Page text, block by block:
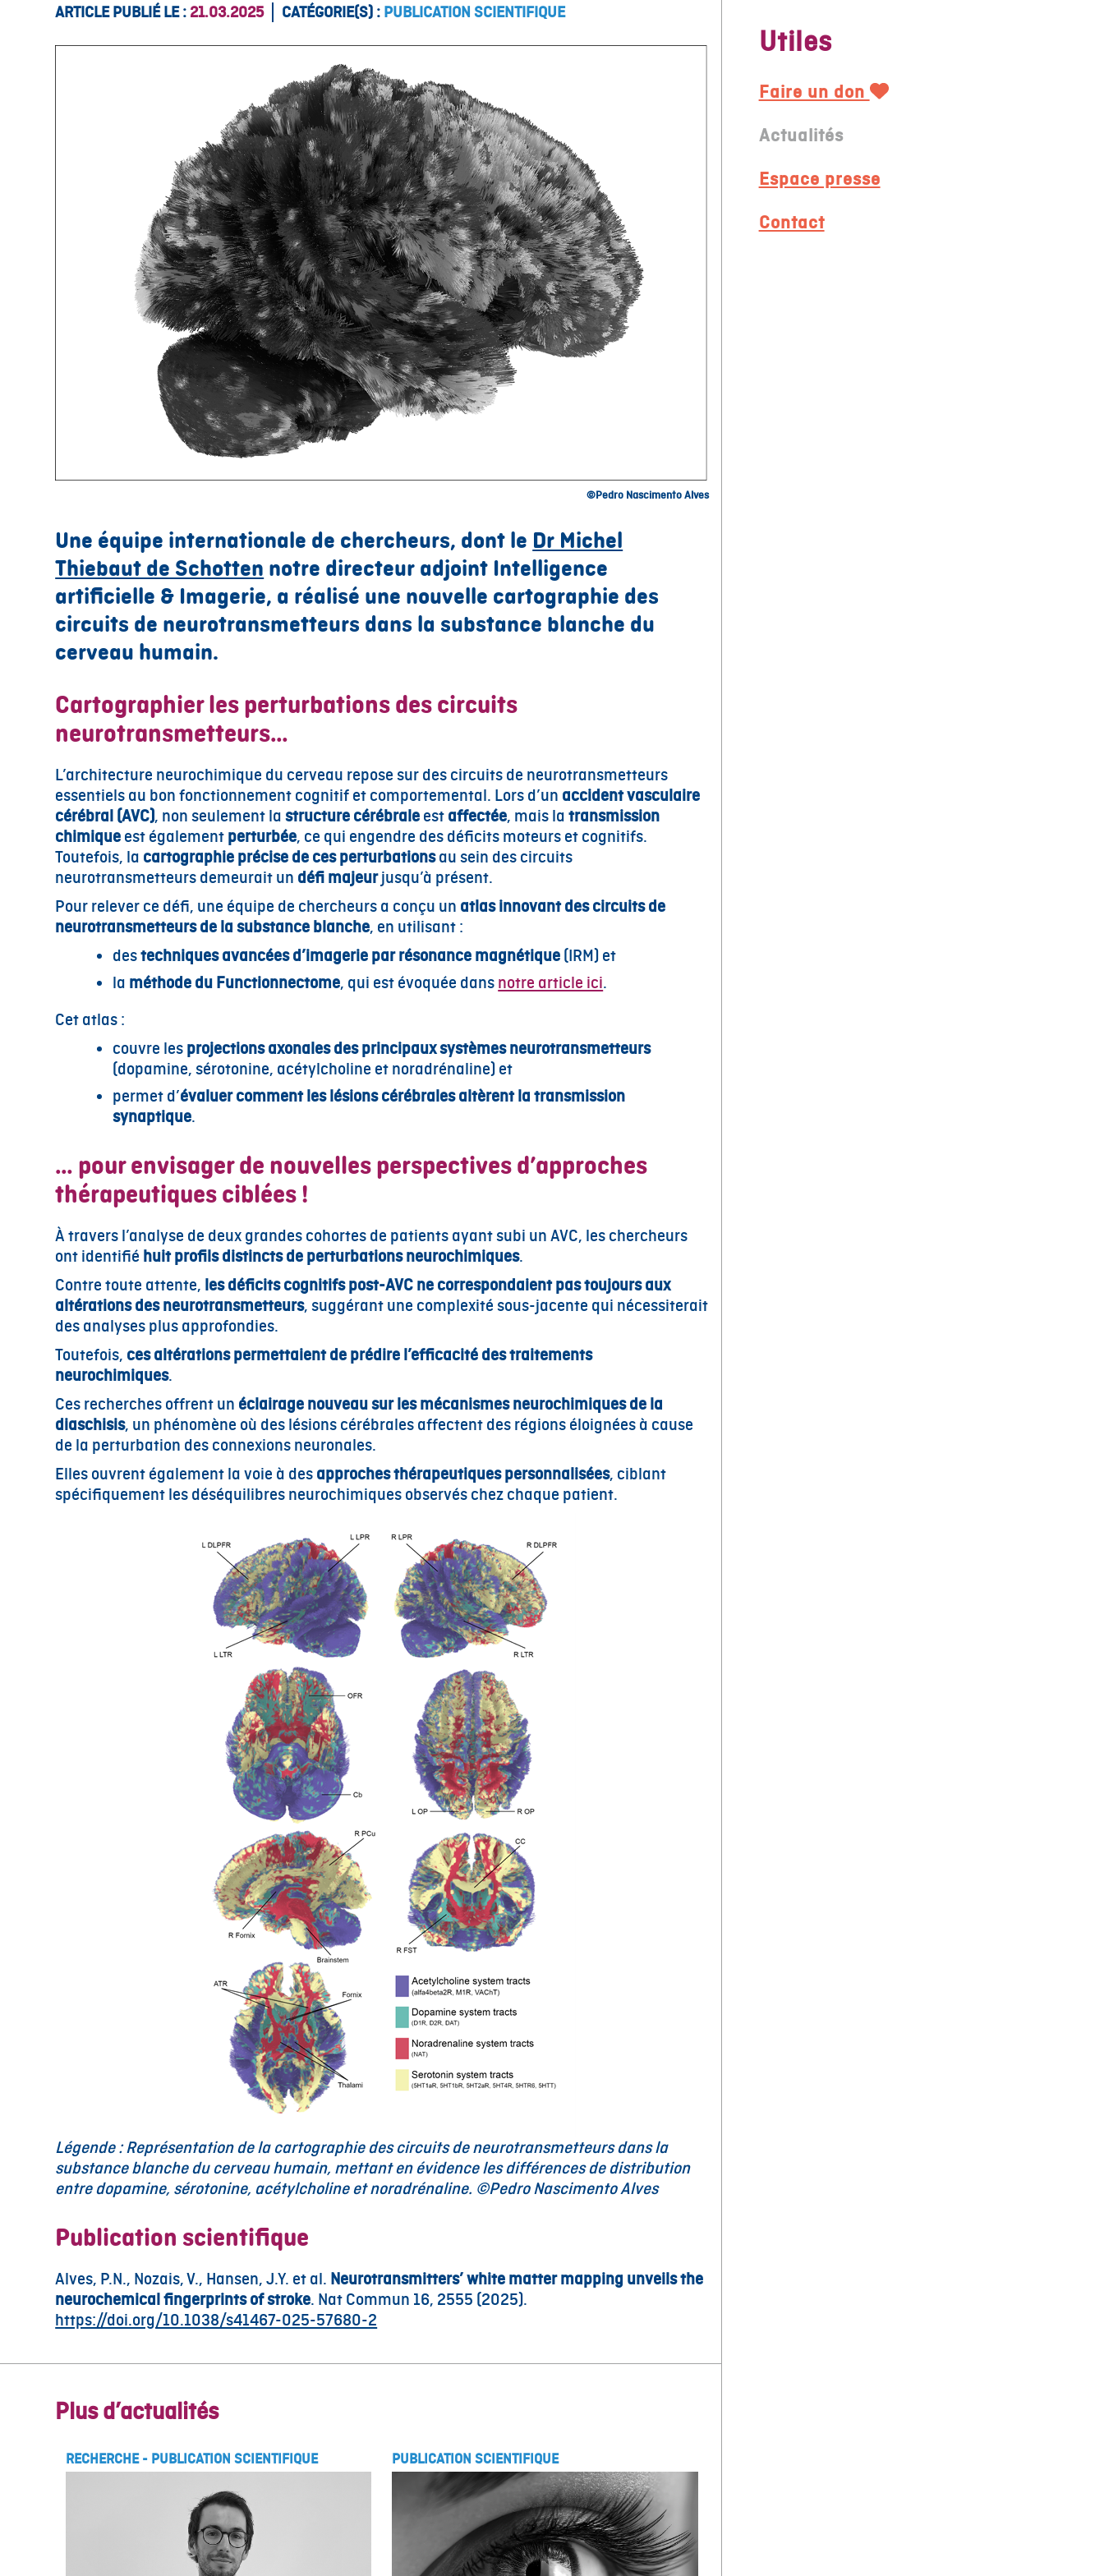
ARTICLE PUBLIÉ LE : 21.03.2025 CATÉGORIE(S) : PUBLICATION SCIENTIFIQUE
©Pedro Nascimento Alves
Une équipe internationale de chercheurs, dont le Dr Michel
Thiebaut de Schotten notre directeur adjoint Intelligence
artificielle & Imagerie, a réalisé une nouvelle cartographie des
circuits de neurotransmetteurs dans la substance blanche du
cerveau humain.
Cartographier les perturbations des circuits
neurotransmetteurs…
L’architecture neurochimique du cerveau repose sur des circuits de neurotransmetteurs
essentiels au bon fonctionnement cognitif et comportemental. Lors d’un accident vasculaire
cérébral (AVC), non seulement lastructure cérébrale est affectée, mais latransmission
chimique est également perturbée, ce qui engendre des déficits moteurs et cognitifs.
Toutefois, la cartographie précise de ces perturbationsau sein des circuits
neurotransmetteurs demeurait un défi majeurjusqu’à présent.
Pour relever ce défi, une équipe de chercheurs a conçu un atlas innovant des circuits de
neurotransmetteurs de la substance blanche, en utilisant :
destechniques avancées d’imagerie par résonance magnétique (IRM) et
la méthode du Functionnectome, qui est évoquée dans notre article ici.
Cet atlas :
couvre les projections axonales des principaux systèmes neurotransmetteurs
(dopamine, sérotonine, acétylcholine et noradrénaline) et
permet d’évaluer comment les lésions cérébrales altèrent la transmission
synaptique.
… pour envisager de nouvelles perspectives d’approches
thérapeutiques ciblées !
À travers l’analyse de deux grandes cohortes de patients ayant subi un AVC, les chercheurs
ont identifié huit profils distinctsde perturbations neurochimiques.
Contre toute attente, les déficits cognitifs post-AVC ne correspondaient pas toujours aux
altérations des neurotransmetteurs, suggérant une complexité sous-jacente qui nécessiterait
des analyses plus approfondies.
Toutefois, ces altérations permettaient de prédire l’efficacité des traitements
neurochimiques.
Ces recherches offrent un éclairage nouveau sur les mécanismes neurochimiques de la
diaschisis, un phénomène où des lésions cérébrales affectent des régions éloignées à cause
de la perturbation des connexions neuronales.
Elles ouvrent également la voie à des approches thérapeutiques personnalisées, ciblant
spécifiquement les déséquilibres neurochimiques observés chez chaque patient.
Légende : Représentation de la cartographie des circuits de neurotransmetteurs dans la
substance blanche du cerveau humain, mettant en évidence les différences de distribution
entre dopamine, sérotonine, acétylcholine et noradrénaline. ©Pedro Nascimento Alves
Publication scientifique
Alves, P.N., Nozais, V., Hansen, J.Y. et al. Neurotransmitters’ white matter mapping unveils the
neurochemical fingerprints of stroke. Nat Commun 16, 2555 (2025).
https://doi.org/10.1038/s41467-025-57680-2
Plus d’actualités
RECHERCHE - PUBLICATION SCIENTIFIQUE PUBLICATION SCIENTIFIQUE
Utiles
Faire un don
Actualités
Espace presse
Contact